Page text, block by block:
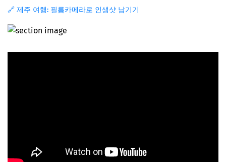
🔗 제주 여행: 필름카메라로 인생샷 남기기